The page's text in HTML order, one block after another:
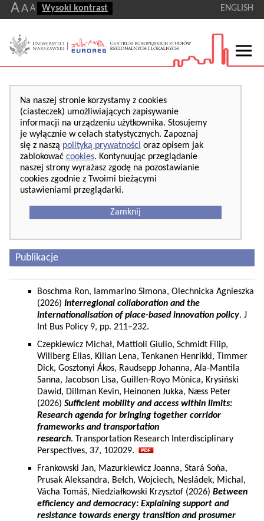
AA A Wysoki kontrast ENGLISH
Na naszej stronie korzystamy z cookies
(ciasteczek) umożliwiających zapisywanie
informacji na urządzeniu użytkownika. Stosujemy
je wyłącznie w celach statystycznych. Zapoznaj
się z naszą polityką prywatności oraz opisem jak
zablokować cookies. Kontynuując przeglądanie
naszej strony wyrażasz zgodę na pozostawianie
cookies zgodnie z Twoimi bieżącymi
ustawieniami przeglądarki.
Zamknij
Publikacje
Boschma Ron, Iammarino Simona, Olechnicka Agnieszka
(2026) Interregional collaboration and the
internationalisation of place-based innovation policy. J
Int Bus Policy 9, pp. 211–232.
Czepkiewicz Michał, Mattioli Giulio, Schmidt Filip,
Willberg Elias, Kilian Lena, Tenkanen Henrikki, Timmer
Dick, Gosztonyi Ákos, Raudsepp Johanna, Ala-Mantila
Sanna, Jacobson Lisa, Guillen-Royo Mònica, Krysiński
Dawid, Dillman Kevin, Heinonen Jukka, Næss Peter
(2026) Sufficient mobility and access within limits:
Research agenda for bringing together corridor
frameworks and transportation
research. Transportation Research Interdisciplinary
Perspectives, 37, 102029.
Frankowski Jan, Mazurkiewicz Joanna, Stará Soňa,
Prusak Aleksandra, Bełch, Wojciech, Nesládek, Michal,
Vácha Tomáš, Niedziałkowski Krzysztof (2026) Between
efficiency and democracy: Explaining support and
resistance towards energy transition and prosumer